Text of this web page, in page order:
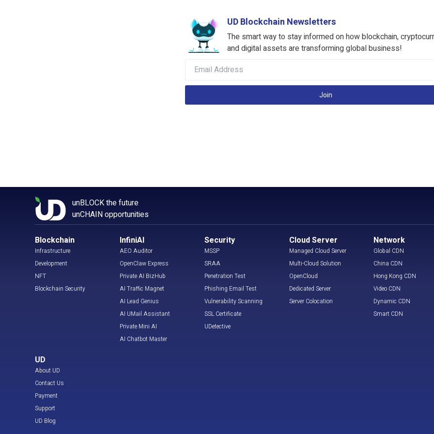
UD Blockchain Newsletters
The smart way to stay informed on how blockchain,
and digital assets are transforming global business!
Join
unBLOCK the future
unCHAIN opportunities
Blockchain
Infrastructure
Development
NFT
Blockchain Security
InfiniAI
AEO Auditor
OpenClaw Express
Private AI BizHub
AI Traffic Magnet
AI Lead Genius
AI UMail Assistant
Private Mini AI
AI Chatbot Master
Security
MSSP
SRAA
Penetration Test
Phishing Email Test
Vulnerability Scanning
SSL Certificate
UDetective
Cloud Server
Managed Cloud Server
Multi-Cloud Solution
OpenCloud
Dedicated Server
Server Colocation
Network
Global CDN
China CDN
Hong Kong CDN
Video CDN
Dynamic CDN
Smart CDN
UD
About UD
Contact Us
Payment
Support
UD Blog